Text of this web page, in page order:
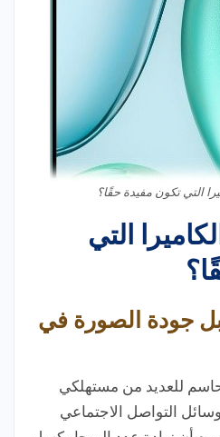
التي تكون مفيدة حقًا؟
التي
جودة الصورة في
للعديد من مستهلكي
التواصل الاجتماعي